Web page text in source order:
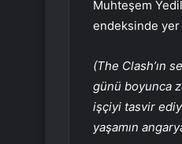
Muhteşem
endeksinde yer
(The Clash’ın
günü boyunca
işçiyi tasvir
yaşamın